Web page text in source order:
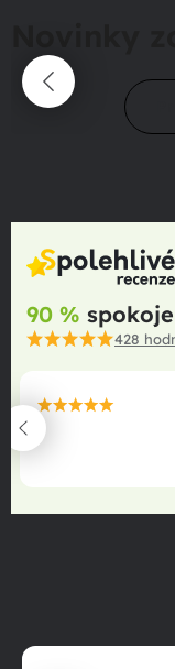
90 %
428
maximální
22.06.2025